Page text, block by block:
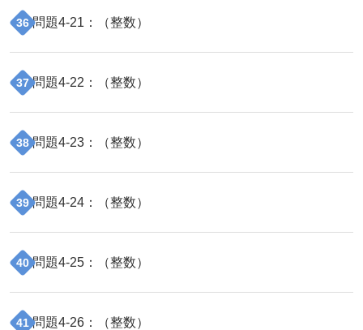
36 問題4-21 ：（整数）
37 問題4-22 ：（整数）
38 問題4-23 ：（整数）
39 問題4-24 ：（整数）
40 問題4-25 ：（整数）
41 問題4-26 ：（整数）